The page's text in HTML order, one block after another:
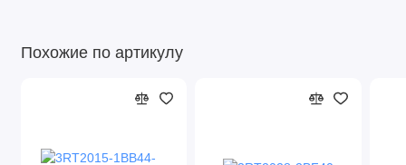
Похожие по артикулу